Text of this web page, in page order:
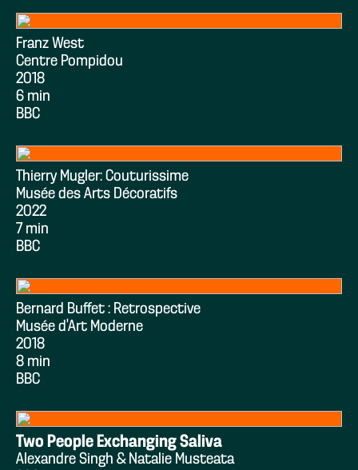
Franz West
Centre Pompidou
2018
6 min
BBC
Thierry Mugler: Couturissime
Musée des Arts Décoratifs
2022
7 min
BBC
Bernard Buffet : Retrospective
Musée d’Art Moderne
2018
8 min
BBC
Two People Exchanging Saliva
Alexandre Singh & Natalie Musteata